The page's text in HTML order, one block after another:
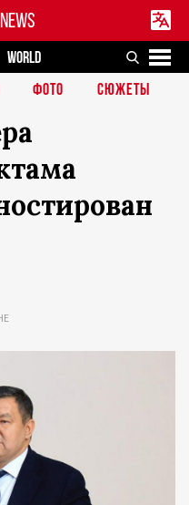
WORLD
ФОТО СЮЖЕТЫ